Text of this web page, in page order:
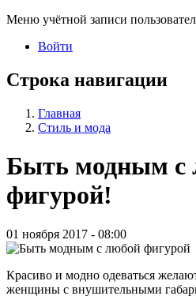
Меню учётной записи
Войти
Строка навигации
Главная
Стиль и мода
Быть модным с
фигурой!
01 ноября 2017 - 08:00
Красиво и модно одеваться
женщины с внушительными